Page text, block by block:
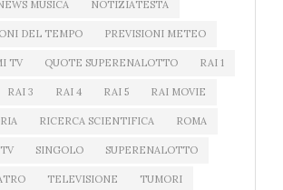
MUSICA NOTIZIATESTA
DEL TEMPO PREVISIONI METEO
TV QUOTE SUPERENALOTTO RAI 1
RAI 3 RAI 4 RAI 5 RAI MOVIE
RICERCA SCIENTIFICA ROMA
SINGOLO SUPERENALOTTO
TELEVISIONE TUMORI